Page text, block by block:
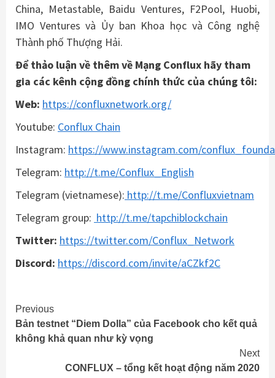
China, Metastable, Baidu Ventures, F2Pool, Huobi,
IMO Ventures và Ủy ban Khoa học và Công nghệ
Thành phố Thượng Hải.
Để thảo luận về thêm về Mạng Conflux hãy tham
gia các kênh cộng đồng chính thức của chúng tôi:
Web: https://confluxnetwork.org/
Youtube: Conflux Chain
Instagram: https://www.instagram.com/
Telegram: http://t.me/Conflux_English
Telegram (vietnamese): http://t.me/Confluxvietnam
Telegram group: http://t.me/tapchiblockchain
Twitter: https://twitter.com/Conflux_Network
Discord: https://discord.com/invite/aCZkf2C
Continue
Reading
Previous
Bản testnet “Diem Dolla” của Facebook cho kết quả
không khả quan như kỳ vọng
Next
CONFLUX – tổng kết hoạt động năm 2020